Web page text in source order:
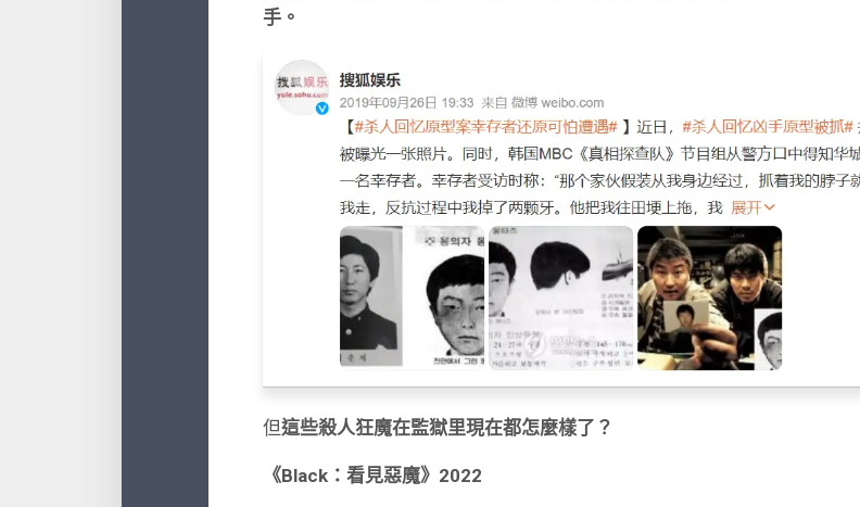
手。
但這些殺人狂魔在監獄里現在都怎麼樣了？
《Black：看見惡魔》 2022